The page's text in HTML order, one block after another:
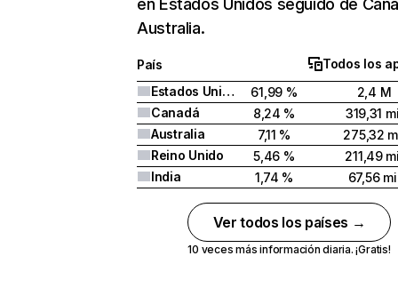
en Estados Unidos seguido de
Australia.
País
Todos los
Estados Unidos
61,99 %
2,4 M
Canadá
8,24 %
319,31
Australia
7,11 %
275,32
Reino Unido
5,46 %
211,49
India
1,74 % 67,56
Ver todos los países →
10 veces más información diaria. ¡Gratis!